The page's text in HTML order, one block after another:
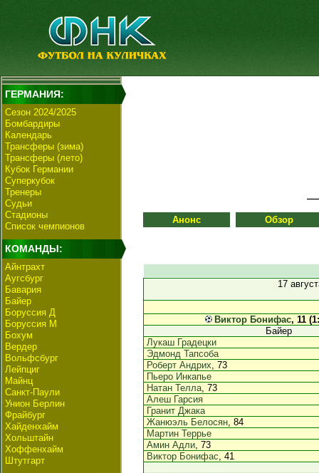
ГЕРМАНИЯ:
Сезон 2024/2025
Бомбардиры
Календарь
Трансферы (зима)
Трансферы (лето)
Кубок Германии
Суперкубок
Тренеры
Судьи
Стадионы
Список чемпионов
КОМАНДЫ:
Айнтрахт
Аугсбург
Бавария
Байер
Боруссия Д
Боруссия М
Бохум
Вердер
Вольфсбург
Лейпциг
Майнц
Санкт-Паули
Унион Берлин
Фрайбург
Хайденхайм
Хольштайн
Хоффенхайм
Штутгарт
Анонс Обзор
17
Виктор Бонифас, 11
Байер
Лукаш Градецки
Эдмонд Тапсоба
Роберт Андрих, 73
Пьеро Инкапье
Натан Телла, 73
Алеш Гарсия
Гранит Джака
Жанюэль Белосян, 84
Мартин Террье
Амин Адли, 73
Виктор Бонифас, 41